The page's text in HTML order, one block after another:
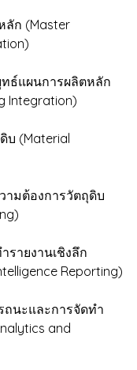
ลัก (Master
ทธ์แผนการผลิตหลัก
Integration)
บ (Material
ามต้องการวัตถุดิบ
รายงานเชิงลึก
Reporting)
ถนะและการจัดทำ
and